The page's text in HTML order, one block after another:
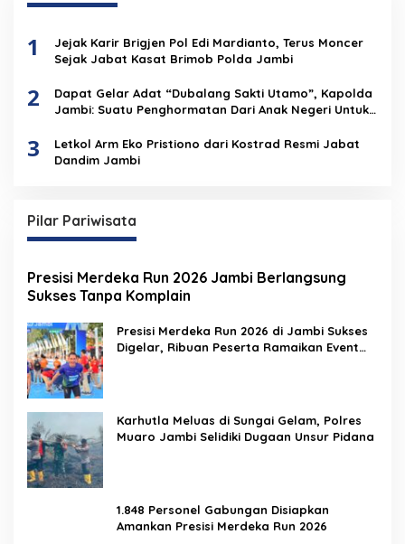
1
Jejak Karir Brigjen Pol Edi Mardianto, Terus Moncer
Sejak Jabat Kasat Brimob Polda Jambi
2
Dapat Gelar Adat “Dubalang Sakti Utamo”, Kapolda
Jambi: Suatu Penghormatan Dari Anak Negeri Untuk
3
Letkol Arm Eko Pristiono dari Kostrad Resmi Jabat
Dandim Jambi
Pilar Pariwisata
Presisi Merdeka Run 2026 Jambi Berlangsung
Sukses Tanpa Komplain
Presisi Merdeka Run 2026 di Jambi Sukses
Digelar, Ribuan Peserta Ramaikan Event
Karhutla Meluas di Sungai Gelam, Polres
Muaro Jambi Selidiki Dugaan Unsur Pidana
1.848 Personel Gabungan Disiapkan
Amankan Presisi Merdeka Run 2026